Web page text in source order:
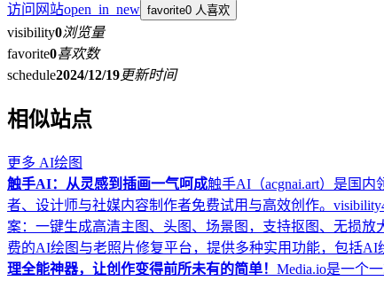
访问网站open_in_new favorite0 人喜欢
visibility0浏览量
favorite0喜欢数
schedule2024/12/19更新时间
相似站点
更多 AI绘图
触手AI：从灵感到插画一气呵成触手AI（acgnai.art）是国
者、设计师与社媒内容制作者免费试用与高效创作。 visibility
案：一键生成高清主图、头图、场景图，支持抠图、无损放
费的AI绘图与老照片修复平台，提供多种实用功能，包括
理全能神器，让创作变得前所未有的简单！ Media.io是一个